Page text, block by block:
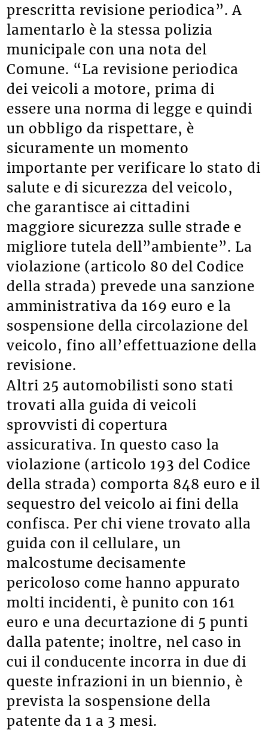
prescritta revisione periodica”. A
lamentarlo è la stessa polizia
municipale con una nota del
Comune. “La revisione periodica
dei veicoli a motore, prima di
essere una norma di legge e quindi
un obbligo da rispettare, è
sicuramente un momento
importante per verificare lo stato di
salute e di sicurezza del veicolo,
che garantisce ai cittadini
maggiore sicurezza sulle strade e
migliore tutela dell”ambiente”. La
violazione (articolo 80 del Codice
della strada) prevede una sanzione
amministrativa da 169 euro e la
sospensione della circolazione del
veicolo, fino all’effettuazione della
revisione.
Altri 25 automobilisti sono stati
trovati alla guida di veicoli
sprovvisti di copertura
assicurativa. In questo caso la
violazione (articolo 193 del Codice
della strada) comporta 848 euro e il
sequestro del veicolo ai fini della
confisca. Per chi viene trovato alla
guida con il cellulare, un
malcostume decisamente
pericoloso come hanno appurato
molti incidenti, è punito con 161
euro e una decurtazione di 5 punti
dalla patente; inoltre, nel caso in
cui il conducente incorra in due di
queste infrazioni in un biennio, è
prevista la sospensione della
patente da 1 a 3 mesi.